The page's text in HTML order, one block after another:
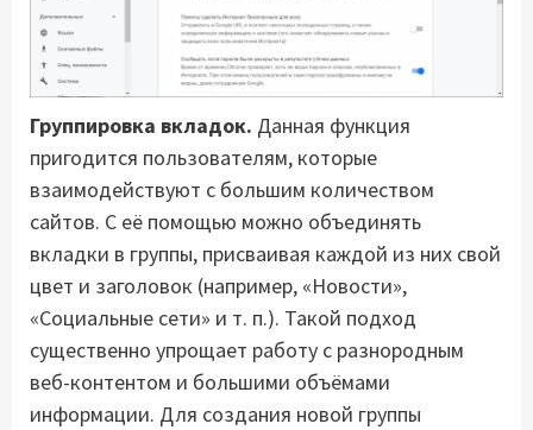
Группировка вкладок. Данная функция
пригодится пользователям, которые
взаимодействуют с большим количеством
сайтов. С её помощью можно объединять
вкладки в группы, присваивая каждой из них свой
цвет и заголовок (например, «Новости»,
«Социальные сети» и т. п.). Такой подход
существенно упрощает работу с разнородным
веб-контентом и большими объёмами
информации. Для создания новой группы